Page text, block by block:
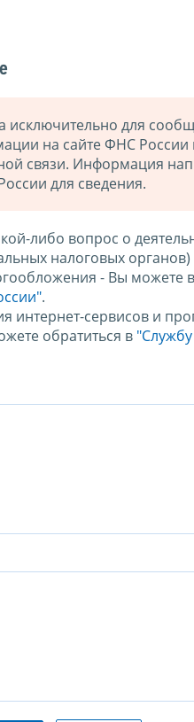
исключительно для
на сайте ФНС России
связи. Информация
для сведения.
либо вопрос о
налоговых
- Вы можете
.
интернет-сервисов и
обратиться в